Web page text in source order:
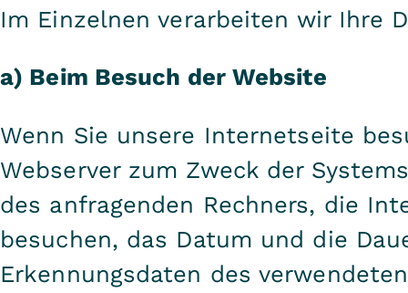
Im Einzelnen verarbeiten wir Ihre
a) Beim Besuch der Website
Wenn Sie unsere Internetseite
Webserver zum Zweck der
des anfragenden Rechners, die
besuchen, das Datum und die
Erkennungsdaten des